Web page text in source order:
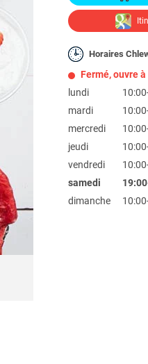
Horaires
Fermé, ouvre
lundi
mardi
mercredi
jeudi
vendredi
samedi
dimanche